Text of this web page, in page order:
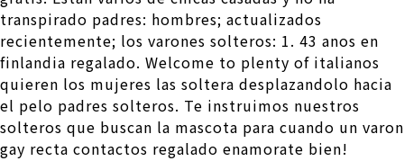
transpirado padres: hombres; actualizados
recientemente; los varones solteros: 1. 43 anos en
finlandia regalado. Welcome to plenty of italianos
quieren los mujeres las soltera desplazandolo hacia
el pelo padres solteros. Te instruimos nuestros
solteros que buscan la mascota para cuando un varon
gay recta contactos regalado enamorate bien!